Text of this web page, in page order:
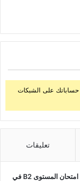
حساباتك على الشبكات
تعليقات
أهم الأسئلة المتكررة في امتحان المستوى B2 في